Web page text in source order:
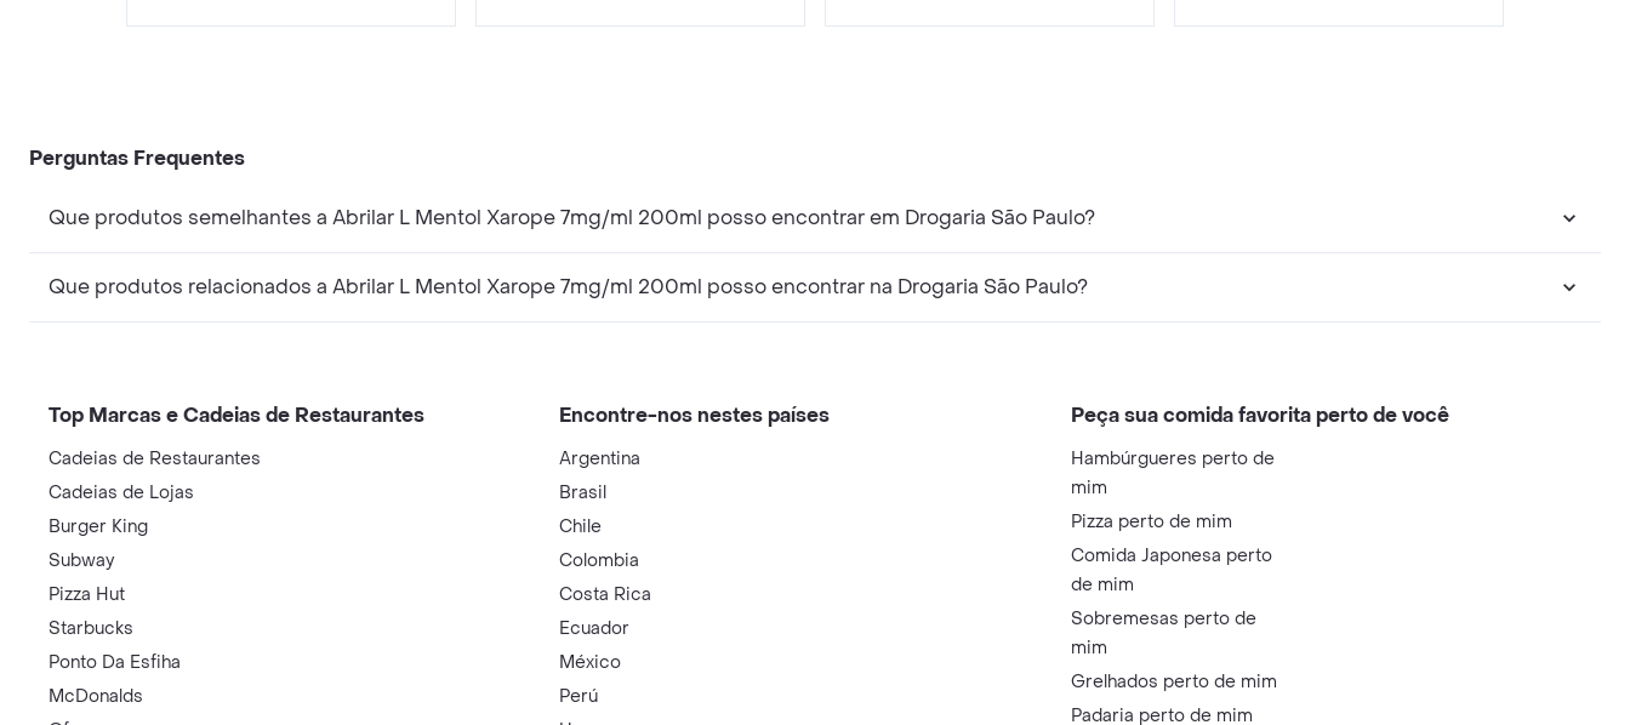
Perguntas Frequentes
Que produtos semelhantes a Abrilar L Mentol Xarope 7mg/ml 200ml posso encontrar em Drogaria São Paulo?
Que produtos relacionados a Abrilar L Mentol Xarope 7mg/ml 200ml posso encontrar na Drogaria São Paulo?
Top Marcas e Cadeias de Restaurantes
Cadeias de Restaurantes
Cadeias de Lojas
Burger King
Subway
Pizza Hut
Starbucks
Ponto Da Esfiha
McDonalds
Encontre-nos nestes países
Argentina
Brasil
Chile
Colombia
Costa Rica
Ecuador
México
Perú
Peça sua comida favorita perto de você
Hambúrgueres perto de
mim
Pizza perto de mim
Comida Japonesa perto
de mim
Sobremesas perto de
mim
Grelhados perto de mim
Padaria perto de mim